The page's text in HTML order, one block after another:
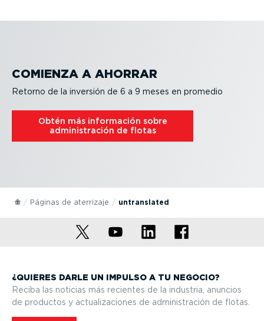
COMIENZA A AHORRAR
Retorno de la inversión de 6 a 9 meses en promedio
Obtén más información sobre
adminis­tración de flotas
Páginas de aterrizaje untranslated
¿QUIERES DARLE UN IMPULSO A TU NEGOCIO?
Reciba las noticias más recientes de la industria, anuncios
de productos y actua­li­za­ciones de adminis­tración de flotas.